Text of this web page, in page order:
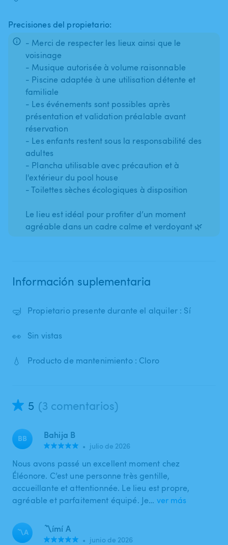
Precisiones del propietario:
- Merci de respecter les lieux ainsi que le
voisinage
- Musique autorisée à volume raisonnable
- Piscine adaptée à une utilisation détente et
familiale
- Les événements sont possibles après
présentation et validation préalable avant
réservation
- Les enfants restent sous la responsabilité des
adultes
- Plancha utilisable avec précaution et à
l'extérieur du pool house
- Toilettes sèches écologiques à disposition
Le lieu est idéal pour profiter d’un moment
agréable dans un cadre calme et verdoyant 🌿
Información suplementaria
🤿 Propietario presente durante el alquiler : Sí
👀 Sin vistas
💧 Producto de mantenimiento : Cloro
5 (3 comentarios)
BB Bahija B
• julio de 2026
Nous avons passé un excellent moment chez
Éléonore. C’est une personne très gentille,
accueillante et attentionnée. Le lieu est propre,
agréable et parfaitement équipé. Je… ver más
〽A 〽️ímí A
• junio de 2026